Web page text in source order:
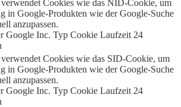
Cookies wie das NID-Cookie, um
in Google-Produkten wie der Google-Suche
anzupassen.
Google Inc. Typ Cookie Laufzeit 24
Cookies wie das SID-Cookie, um
in Google-Produkten wie der Google-Suche
anzupassen.
Google Inc. Typ Cookie Laufzeit 24